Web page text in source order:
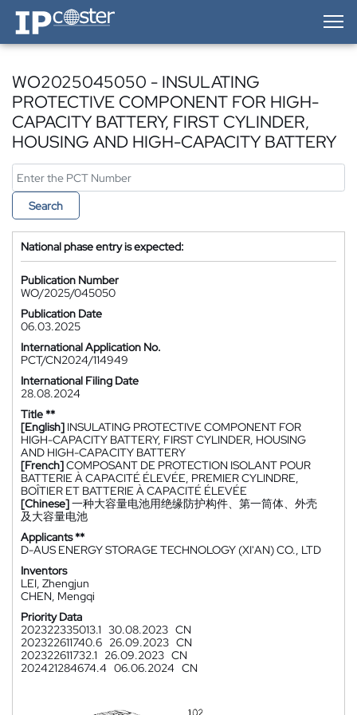
IP-Coster — Home
WO2025045050 - INSULATING
PROTECTIVE COMPONENT FOR HIGH-
CAPACITY BATTERY, FIRST CYLINDER,
HOUSING AND HIGH-CAPACITY BATTERY
Search
National phase entry is expected:
Publication Number
WO/2025/045050
Publication Date
06.03.2025
International Application No.
PCT/CN2024/114949
International Filing Date
28.08.2024
Title **
[English] INSULATING PROTECTIVE COMPONENT FOR
HIGH-CAPACITY BATTERY, FIRST CYLINDER, HOUSING
AND HIGH-CAPACITY BATTERY
[French]COMPOSANT DE PROTECTION ISOLANT POUR
BATTERIE À CAPACITÉ ÉLEVÉE, PREMIER CYLINDRE,
BOÎTIER ET BATTERIE À CAPACITÉ ÉLEVÉE
[Chinese]一种大容量电池用绝缘防护构件、第一筒体、外壳
及大容量电池
Applicants **
D-AUS ENERGY STORAGE TECHNOLOGY (XI'AN) CO., LTD
Inventors
LEI, Zhengjun
CHEN, Mengqi
Priority Data
202322335013.1 30.08.2023 CN
202322611740.6 26.09.2023 CN
202322611732.1
26.09.2023 CN
202421284674.4 06.06.2024 CN